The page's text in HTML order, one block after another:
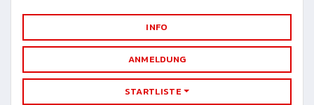
INFO
ANMELDUNG
STARTLISTE